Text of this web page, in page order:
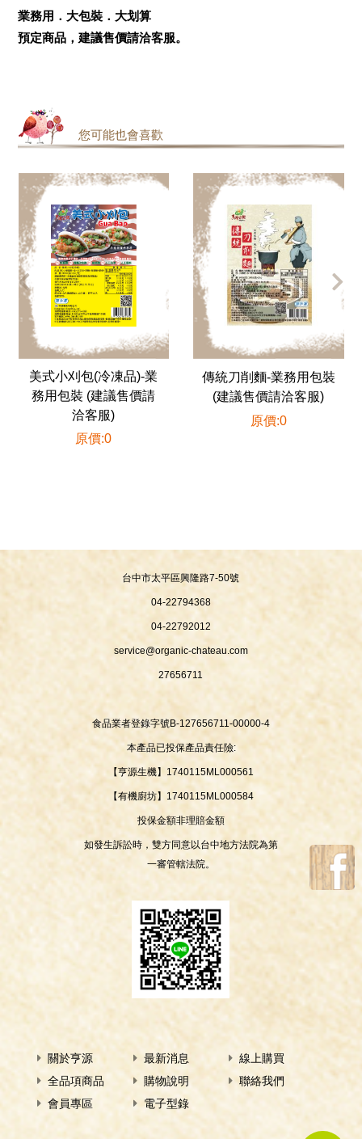
業務用．大包裝．大划算
預定商品，建議售價請洽客服。
您可能也會喜歡
美式小刈包(冷凍品)-業
務用包裝 (建議售價請
洽客服)
原價:0
傳統刀削麵-業務用包裝
(建議售價請洽客服)
原價:0
台中市太平區興隆路7-50號
04-22794368
04-22792012
service@organic-chateau.com
27656711
食品業者登錄字號B-127656711-00000-4
本產品已投保產品責任險:
【亨源生機】1740115ML000561
【有機廚坊】1740115ML000584
投保金額非理賠金額
如發生訴訟時，雙方同意以台中地方法院為第
一審管轄法院。
關於亨源 最新消息
線上購買
全品項商品
購物說明
聯絡我們
會員專區
電子型錄